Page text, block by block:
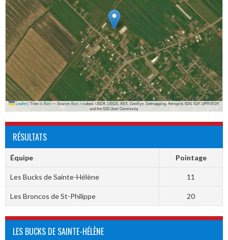
Leaflet|Tiles © Esri — Source: Esri, i-cubed, USDA, USGS, AEX, GeoEye, Getmapping, Aerogrid, IGN, IGP, UPR-EGP,
and the GIS User Community
RÉSULTATS
Équipe Pointage
Les Bucks de Sainte-Hélène 11
Les Broncos de St-Philippe 20
LES BUCKS DE SAINTE-HÉLÈNE